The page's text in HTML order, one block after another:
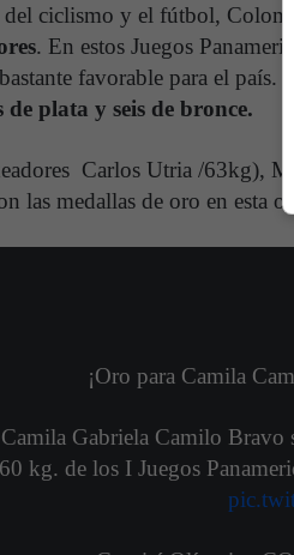
del ciclismo y el fútbol,
. En estos Juegos
favorable para el
de plata y seis de bronce.
Carlos Utria /63kg),
las medallas de oro en esta
¡Oro para Camila
Camila Gabriela Camilo Bravo
kg. de los I Juegos